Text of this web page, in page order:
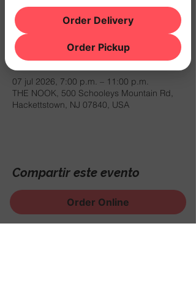
W/ FRANK THE TANK & TOTE
NO COVER
Horario y ubicación
07 jul 2026, 7:00 p.m. – 11:00 p.m.
THE NOOK, 500 Schooleys Mountain Rd,
Hackettstown, NJ 07840, USA
Compartir este evento
Order Online
Order Delivery
Order Pickup